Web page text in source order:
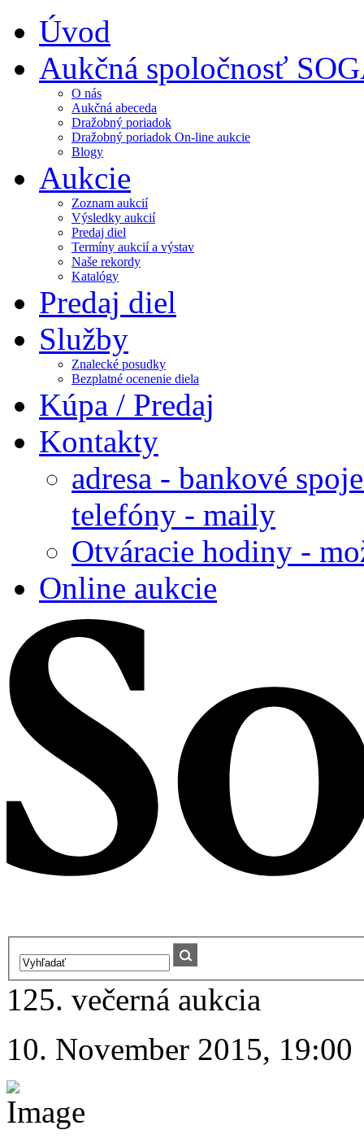
Úvod
Aukčná spoločnosť
O nás
Aukčná abeceda
Dražobný poriadok
Dražobný poriadok On-line aukcie
Blogy
Aukcie
Zoznam aukcií
Výsledky aukcií
Predaj diel
Termíny aukcií a výstav
Naše rekordy
Katalógy
Predaj diel
Služby
Znalecké posudky
Bezplatné ocenenie diela
Kúpa / Predaj
Kontakty
adresa - bankové
telefóny - maily
Otváracie hodiny -
Online aukcie
125. večerná aukcia
10. November 2015, 19:00